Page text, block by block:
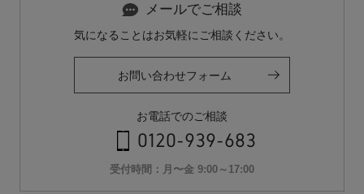
メールでご相談
気になることはお気軽にご相談ください。
お問い合わせフォーム
お電話でのご相談
0120-939-683
受付時間：月〜金 9:00～17:00